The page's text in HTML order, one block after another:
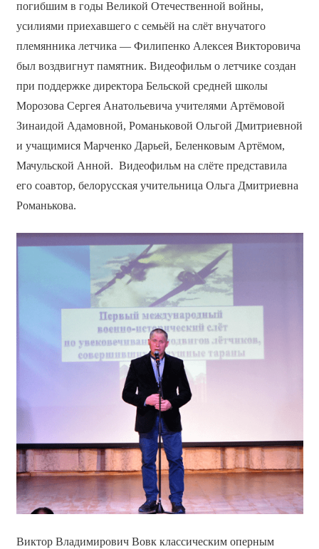
погибшим в годы Великой Отечественной войны,
усилиями приехавшего с семьёй на слёт внучатого
племянника летчика — Филипенко Алексея Викторовича
был воздвигнут памятник. Видеофильм о летчике создан
при поддержке директора Бельской средней школы
Морозова Сергея Анатольевича учителями Артёмовой
Зинаидой Адамовной, Романьковой Ольгой Дмитриевной
и учащимися Марченко Дарьей, Беленковым Артёмом,
Мачульской Анной. Видеофильм на слёте представила
его соавтор, белорусская учительница Ольга Дмитриевна
Романькова.
Виктор Владимирович Вовк классическим оперным